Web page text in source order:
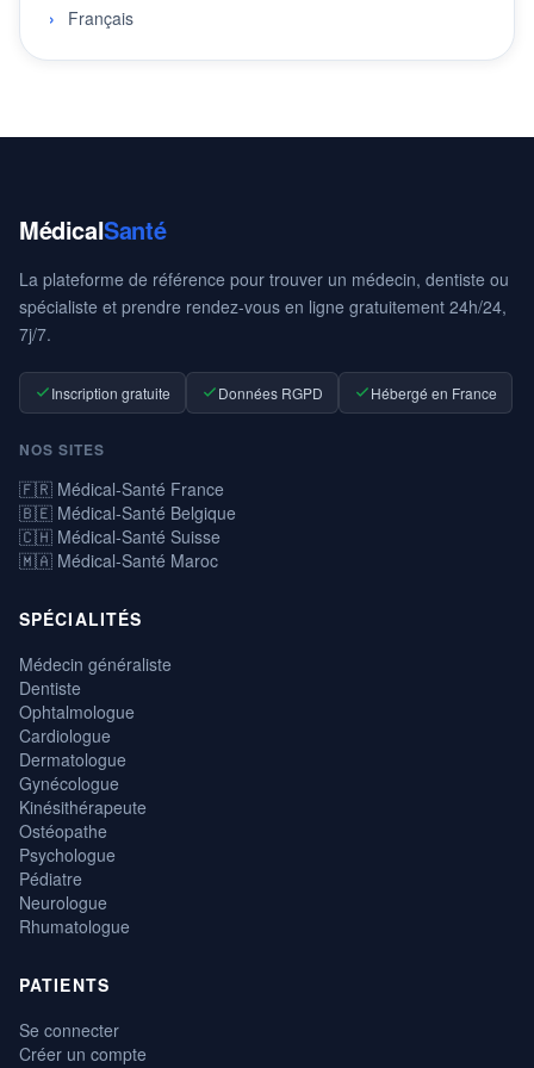
Français
MédicalSanté
La plateforme de référence pour trouver un médecin, dentiste ou
spécialiste et prendre rendez-vous en ligne gratuitement 24h/24,
7j/7.
Inscription gratuite Données RGPD Hébergé en France
NOS SITES
🇫🇷 Médical-Santé France
🇧🇪 Médical-Santé Belgique
🇨🇭 Médical-Santé Suisse
🇲🇦 Médical-Santé Maroc
SPÉCIALITÉS
Médecin généraliste
Dentiste
Ophtalmologue
Cardiologue
Dermatologue
Gynécologue
Kinésithérapeute
Ostéopathe
Psychologue
Pédiatre
Neurologue
Rhumatologue
PATIENTS
Se connecter
Créer un compte